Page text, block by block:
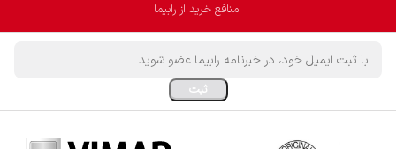
منافع خرید از رابیما